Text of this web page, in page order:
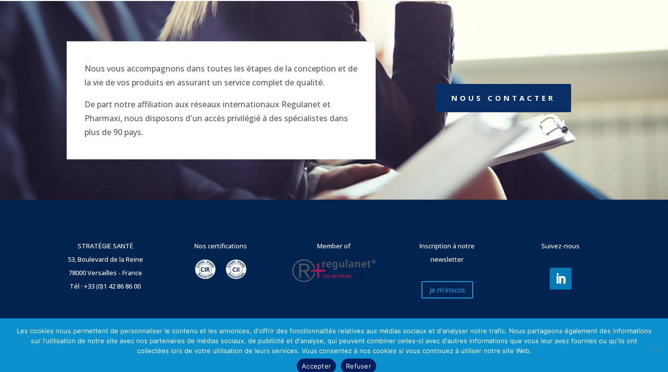
Nous vous accompagnons dans toutes les étapes de la conception et de
la vie de vos produits en assurant un service complet de qualité.
De part notre affiliation aux réseaux internationaux Regulanet et
Pharmaxi, nous disposons d'un accès privilégié à des spécialistes dans
plus de 90 pays.
NOUS CONTACTER
STRATÉGIE SANTÉ
53, Boulevard de la Reine
78000 Versailles - France
Tél : +33 (0)1 42 86 86 00
Nos certifications Member of
Inscription à notre
newsletter
Je m'inscris
Suivez-nous
Mentions légales
Les cookies nous permettent de personnaliser le contenu et les annonces, d'offrir des fonctionnalités relatives aux médias sociaux et d'analyser notre trafic. Nous partageons également des informations
sur l'utilisation de notre site avec nos partenaires de médias sociaux, de publicité et d'analyse, qui peuvent combiner celles-ci avec d'autres informations que vous leur avez fournies ou qu'ils ont
collectées lors de votre utilisation de leurs services. Vous consentez à nos cookies si vous continuez à utiliser notre site Web.
Accepter
Refuser